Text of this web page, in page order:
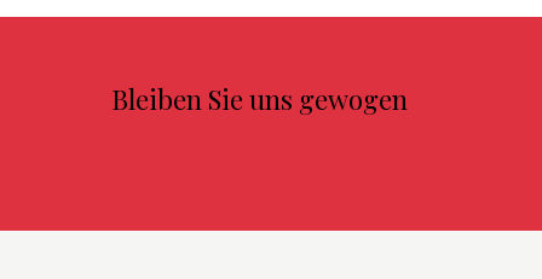
Bleiben Sie uns gewogen